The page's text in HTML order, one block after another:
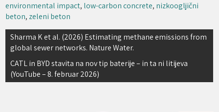
environmental impact, low-carbon concrete, nizkoogljični
beton, zeleni beton
Navigacija
prispevka
Sharma K et al. (2026) Estimating methane emissions from
global sewer networks. Nature Water.
CATL in BYD stavita na nov tip baterije – in ta ni litijeva
(YouTube – 8. februar 2026)